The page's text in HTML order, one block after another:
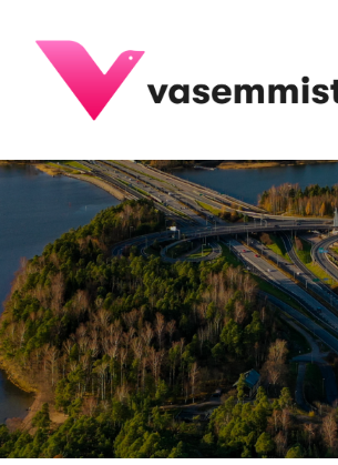
sivun
sisältöön
Espoon Vasemmisto ry